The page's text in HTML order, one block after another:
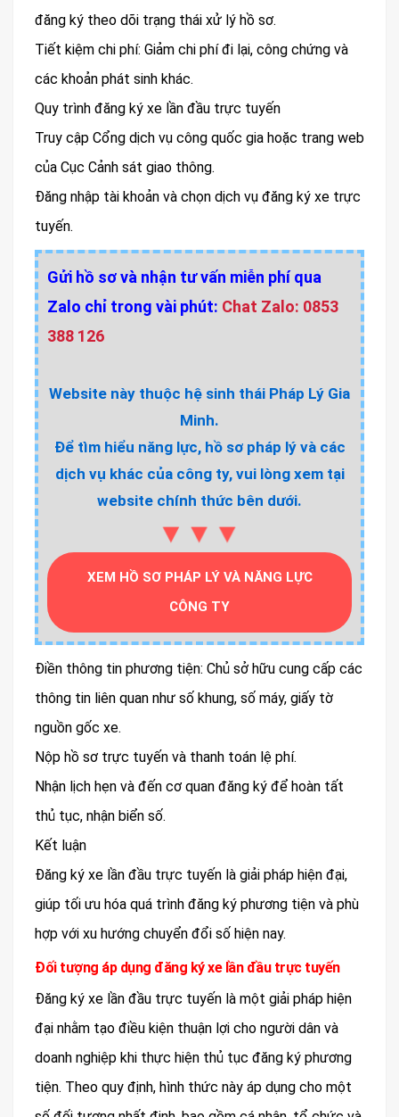
đăng ký theo dõi trạng thái xử lý hồ sơ.
Tiết kiệm chi phí: Giảm chi phí đi lại, công chứng và
các khoản phát sinh khác.
Quy trình đăng ký xe lần đầu trực tuyến
Truy cập Cổng dịch vụ công quốc gia hoặc trang web
của Cục Cảnh sát giao thông.
Đăng nhập tài khoản và chọn dịch vụ đăng ký xe trực
tuyến.
Gửi hồ sơ và nhận tư vấn miễn phí qua
Zalo chỉ trong vài phút: Chat Zalo: 0853
388 126
Website này thuộc hệ sinh thái Pháp Lý Gia
Minh.
Để tìm hiểu năng lực, hồ sơ pháp lý và các
dịch vụ khác của công ty, vui lòng xem tại
website chính thức bên dưới.
▼▼▼
XEM HỒ SƠ PHÁP LÝ VÀ NĂNG LỰC
CÔNG TY
Điền thông tin phương tiện: Chủ sở hữu cung cấp các
thông tin liên quan như số khung, số máy, giấy tờ
nguồn gốc xe.
Nộp hồ sơ trực tuyến và thanh toán lệ phí.
Nhận lịch hẹn và đến cơ quan đăng ký để hoàn tất
thủ tục, nhận biển số.
Kết luận
Đăng ký xe lần đầu trực tuyến là giải pháp hiện đại,
giúp tối ưu hóa quá trình đăng ký phương tiện và phù
hợp với xu hướng chuyển đổi số hiện nay.
Đối tượng áp dụng đăng ký xe lần đầu trực tuyến
Đăng ký xe lần đầu trực tuyến là một giải pháp hiện
đại nhằm tạo điều kiện thuận lợi cho người dân và
doanh nghiệp khi thực hiện thủ tục đăng ký phương
tiện. Theo quy định, hình thức này áp dụng cho một